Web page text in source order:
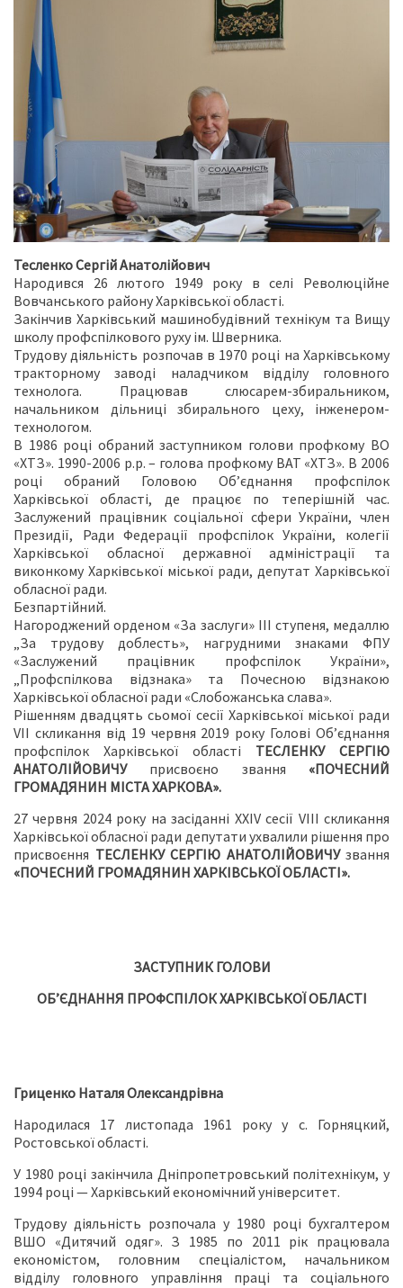
Тесленко Сергій Анатолійович
Народився 26 лютого 1949 року в селі Революційне
Вовчанського району Харківської області.
Закінчив Харківський машинобудівний технікум та Вищу
школу профспілкового руху ім. Шверника.
Трудову діяльність розпочав в 1970 році на Харківському
тракторному заводі наладчиком відділу головного
технолога. Працював слюсарем-збиральником,
начальником дільниці збирального цеху, інженером-
технологом.
В 1986 році обраний заступником голови профкому ВО
«ХТЗ». 1990-2006 р.р. – голова профкому ВАТ «ХТЗ». В 2006
році обраний Головою Об’єднання профспілок
Харківської області, де працює по теперішній час.
Заслужений працівник соціальної сфери України, член
Президії, Ради Федерації профспілок України, колегії
Харківської обласної державної адміністрації та
виконкому Харківської міської ради, депутат Харківської
обласної ради.
Безпартійний.
Нагороджений орденом «За заслуги» ІІІ ступеня, медаллю
„За трудову доблесть», нагрудними знаками ФПУ
«Заслужений працівник профспілок України»,
„Профспілкова відзнака» та Почесною відзнакою
Харківської обласної ради «Слобожанська слава».
Рішенням двадцять сьомої сесії Харківської міської ради
VII скликання від 19 червня 2019 року Голові Об’єднання
профспілок Харківської області ТЕСЛЕНКУ СЕРГІЮ
АНАТОЛІЙОВИЧУприсвоєно звання «ПОЧЕСНИЙ
ГРОМАДЯНИН МІСТА ХАРКОВА».
27 червня 2024 року на засіданні ХХІV сесії VІІІ скликання
Харківської обласної ради депутати ухвалили рішення про
присвоєння ТЕСЛЕНКУ СЕРГІЮ АНАТОЛІЙОВИЧУзвання
«ПОЧЕСНИЙ ГРОМАДЯНИН ХАРКІВСЬКОЇ ОБЛАСТІ».
ЗАСТУПНИК ГОЛОВИ
ОБ’ЄДНАННЯ ПРОФСПІЛОКХАРКІВСЬКОЇ ОБЛАСТІ
Гриценко Наталя Олександрівна
Народилася 17 листопада 1961 року у с. Горняцкий,
Ростовської області.
У 1980 році закінчила Дніпропетровський політехнікум, у
1994 році — Харківський економічний університет.
Трудову діяльність розпочала у 1980 році бухгалтером
ВШО «Дитячий одяг». З 1985 по 2011 рік працювала
економістом, головним спеціалістом, начальником
відділу головного управління праці та соціального